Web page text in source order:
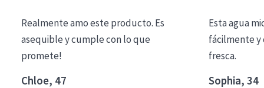
Essentials
Lift+
Expert
Realmente amo este producto. Es
asequible y cumple con lo que
promete!
Chloe, 47
Esta agua
fácilmente y
fresca.
Sophia, 34